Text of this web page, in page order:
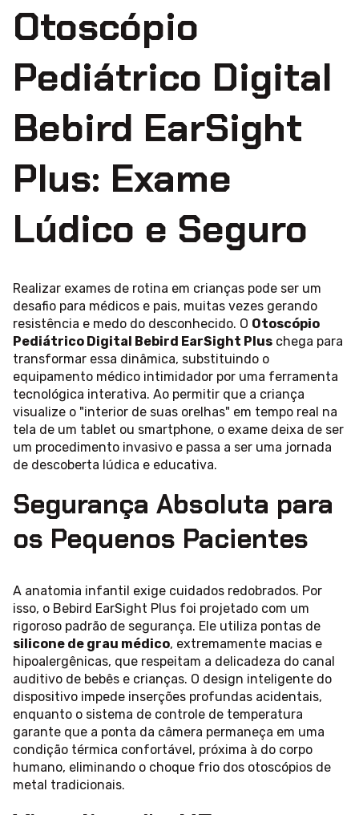
Otoscópio
Pediátrico Digital
Bebird EarSight
Plus: Exame
Lúdico e Seguro
Realizar exames de rotina em crianças pode ser um
desafio para médicos e pais, muitas vezes gerando
resistência e medo do desconhecido. O Otoscópio
Pediátrico Digital Bebird EarSight Plus chega para
transformar essa dinâmica, substituindo o
equipamento médico intimidador por uma ferramenta
tecnológica interativa. Ao permitir que a criança
visualize o "interior de suas orelhas" em tempo real na
tela de um tablet ou smartphone, o exame deixa de ser
um procedimento invasivo e passa a ser uma jornada
de descoberta lúdica e educativa.
Segurança Absoluta para
os Pequenos Pacientes
A anatomia infantil exige cuidados redobrados. Por
isso, o Bebird EarSight Plus foi projetado com um
rigoroso padrão de segurança. Ele utiliza pontas de
silicone de grau médico, extremamente macias e
hipoalergênicas, que respeitam a delicadeza do canal
auditivo de bebês e crianças. O design inteligente do
dispositivo impede inserções profundas acidentais,
enquanto o sistema de controle de temperatura
garante que a ponta da câmera permaneça em uma
condição térmica confortável, próxima à do corpo
humano, eliminando o choque frio dos otoscópios de
metal tradicionais.